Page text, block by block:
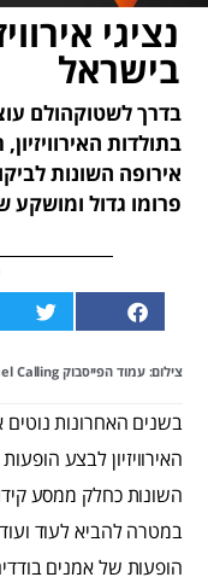
בישראל
בדרך לשטוקהולם
בתולדות
אירופה השונות
פרומו גדול ומושקע
צילום: עמוד הפייסבוק Israel Calling
בשנים האחרונות
האירוויזיון לבצע
השונות כחלק ממסע
במטרה להביא לעוד
הופעות של אמנים